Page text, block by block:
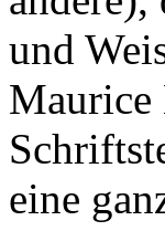
und
Maurice
eine